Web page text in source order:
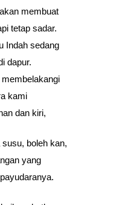
membuat
tetap sadar.
Indah sedang
dapur.
kami
dan kiri,
boleh kan,
yang